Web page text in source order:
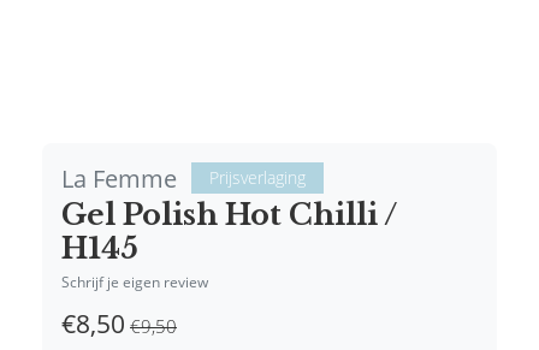
La Femme Prijsverlaging
Gel Polish Hot Chilli /
H145
Schrijf je eigen review
€8,50 €9,50